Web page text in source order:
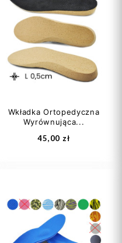
Wkładka Ortopedyczna
Wyrównująca...
45,00 zł
25 26
27